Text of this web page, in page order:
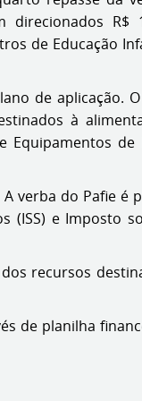
R$
de Educação
de aplicação.
à
de
verba do Pafie é
(ISS) e Imposto
recursos
de planilha